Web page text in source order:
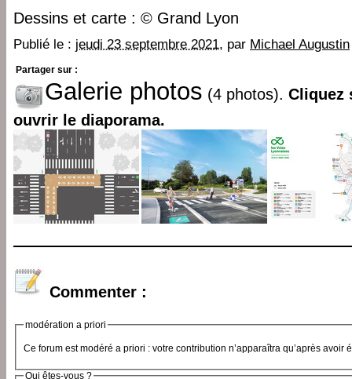
Dessins et carte : © Grand Lyon
Publié le : jeudi 23 septembre 2021, par Michael Augustin
Partager sur :
Galerie photos (4 photos). Cliquez
ouvrir le diaporama.
Commenter :
modération a priori
Ce forum est modéré a priori : votre contribution n’apparaîtra qu’après avoir
Qui êtes-vous ?